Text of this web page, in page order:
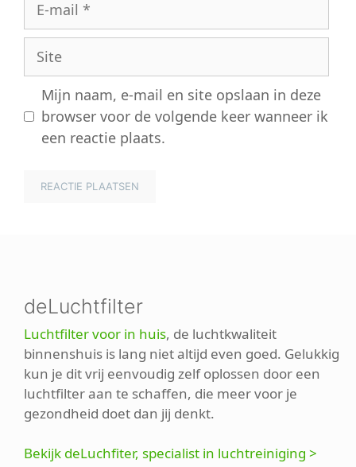
mail
Site
Mijn naam, e-mail en site opslaan in deze
browser voor de volgende keer wanneer ik
een reactie plaats.
deLuchtfilter
Luchtfilter voor in huis, de luchtkwaliteit
binnenshuis is lang niet altijd even goed. Gelukkig
kun je dit vrij eenvoudig zelf oplossen door een
luchtfilter aan te schaffen, die meer voor je
gezondheid doet dan jij denkt.
Bekijk deLuchfiter, specialist in luchtreiniging >